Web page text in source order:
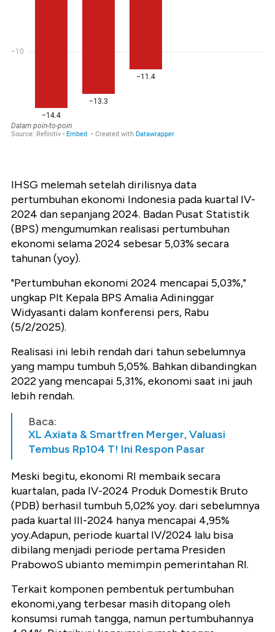
IHSG melemah setelah dirilisnya data
pertumbuhan ekonomi Indonesia pada kuartal IV-
2024 dan sepanjang 2024. Badan Pusat Statistik
(BPS) mengumumkan realisasi pertumbuhan
ekonomi selama 2024 sebesar 5,03% secara
tahunan (yoy).
"Pertumbuhan ekonomi 2024 mencapai 5,03%,"
ungkap Plt Kepala BPS Amalia Adininggar
Widyasanti dalam konferensi pers, Rabu
(5/2/2025).
Realisasi ini lebih rendah dari tahun sebelumnya
yang mampu tumbuh 5,05%. Bahkan dibandingkan
2022 yang mencapai 5,31%, ekonomi saat ini jauh
lebih rendah.
Baca:
XL Axiata & Smartfren Merger, Valuasi
Tembus Rp104 T! Ini Respon Pasar
Meski begitu, ekonomi RI membaik secara
kuartalan, pada IV-2024 Produk Domestik Bruto
(PDB) berhasil tumbuh 5,02% yoy. dari sebelumnya
pada kuartal III-2024 hanya mencapai 4,95%
yoy.Adapun, periode kuartal IV/2024 lalu bisa
dibilang menjadi periode pertama Presiden
PrabowoS ubianto memimpin pemerintahan RI.
Terkait komponen pembentuk pertumbuhan
ekonomi,yang terbesar masih ditopang oleh
konsumsi rumah tangga, namun pertumbuhannya